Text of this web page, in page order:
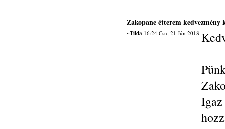
Zakopane étterem kedvezmény
~Tilda16:24 Csü, 21 Jún 2018